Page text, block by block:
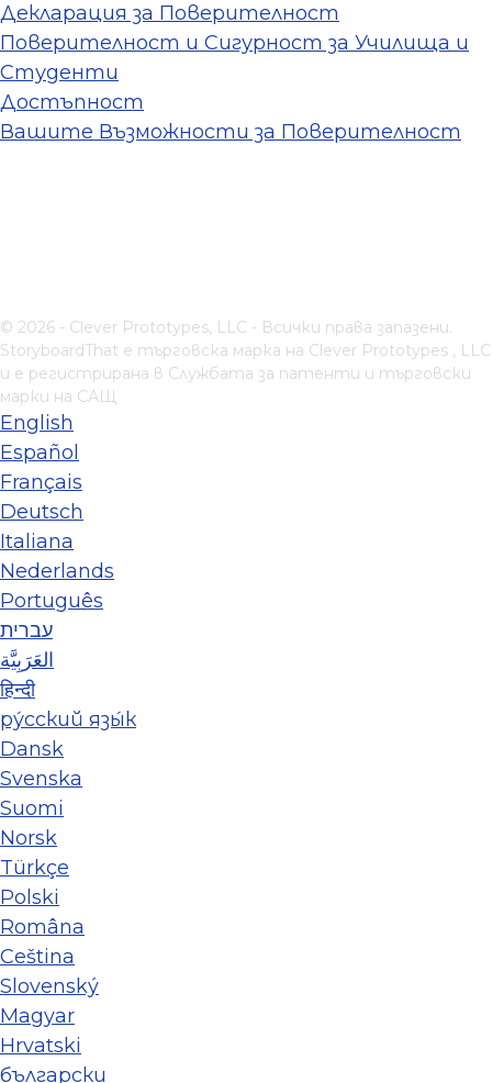
Декларация за Поверителност
Поверителност и Сигурност за Училища и
Студенти
Достъпност
Вашите Възможности за Поверителност
© 2026 - Clever Prototypes, LLC - Всички права запазени.
StoryboardThat е търговска марка на Clever Prototypes , LLC
и е регистрирана в Службата за патенти и търговски
марки на САЩ
English
Español
Français
Deutsch
Italiana
Nederlands
Português
עברית
العَرَبِيَّة
हिन्दी
ру́сский язы́к
Dansk
Svenska
Suomi
Norsk
Türkçe
Polski
Româna
Ceština
Slovenský
Magyar
Hrvatski
български